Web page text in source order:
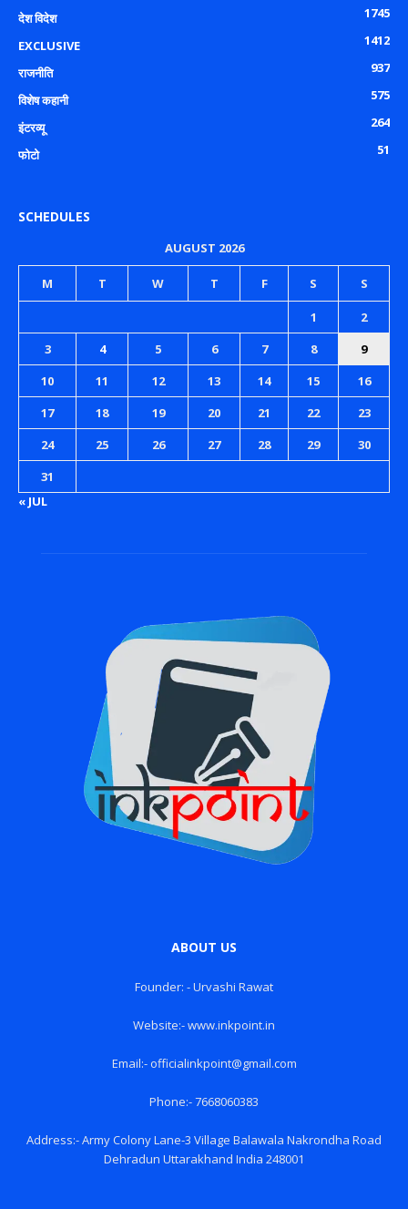
देश विदेश
1745
EXCLUSIVE
1412
राजनीति
937
विशेष कहानी
575
इंटरव्यू
264
फोटो
51
SCHEDULES
AUGUST 2026
M T W T F S S
1
2
3
4 5 6 7 8
9
10
11 12 13 14 15
16
17
18 19 20 21 22
23
24
25 26 27 28 29
30
31
« JUL
ABOUT US
Founder: - Urvashi Rawat
Website:- www.inkpoint.in
Email:- officialinkpoint@gmail.com
Phone:- 7668060383
Address:- Army Colony Lane-3 Village Balawala Nakrondha Road
Dehradun Uttarakhand India 248001